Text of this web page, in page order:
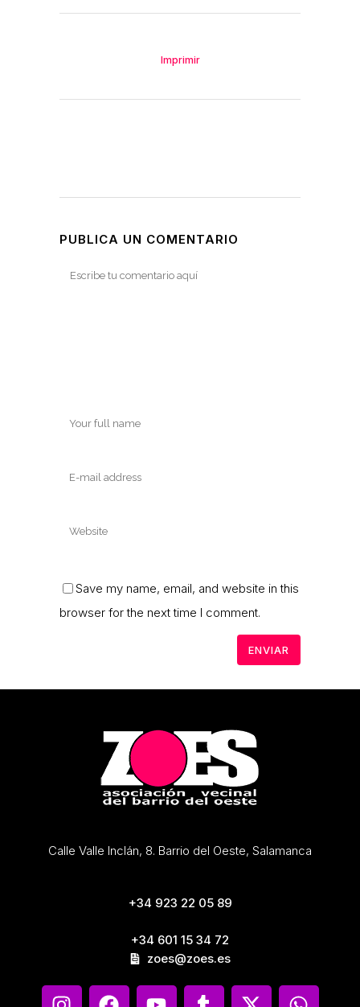
Imprimir
PUBLICA UN COMENTARIO
Save my name, email, and website in this
browser for the next time I comment.
Calle Valle Inclán, 8. Barrio del Oeste, Salamanca
+34 923 22 05 89
+34 601 15 34 72
zoes@zoes.es